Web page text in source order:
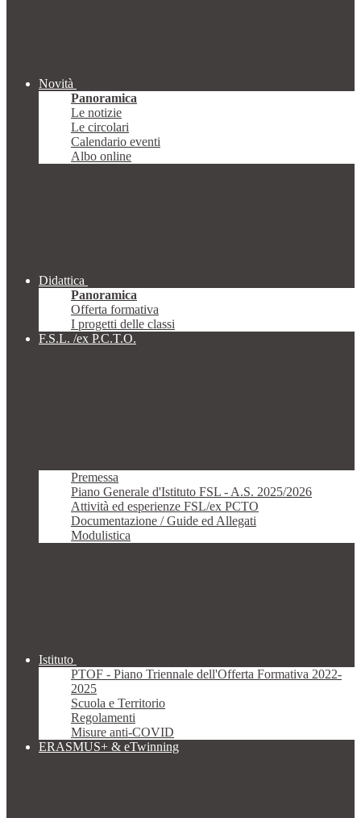
Novità
Panoramica
Le notizie
Le circolari
Calendario eventi
Albo online
Didattica
Panoramica
Offerta formativa
I progetti delle classi
F.S.L. /ex P.C.T.O.
Premessa
Piano Generale d'Istituto FSL - A.S. 2025/2026
Attività ed esperienze FSL/ex PCTO
Documentazione / Guide ed Allegati
Modulistica
Istituto
PTOF - Piano Triennale dell'Offerta Formativa 2022-
2025
Scuola e Territorio
Regolamenti
Misure anti-COVID
ERASMUS+ & eTwinning